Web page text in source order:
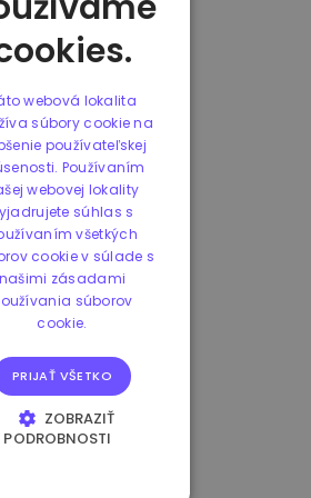
webová lokalita
súbory cookie na
používateľskej
Používaním
webovej lokality
súhlas s
všetkých
cookie v súlade s
našimi zásadami
súborov
cookie.
PRIJAŤ VŠETKO
ZOBRAZIŤ
PODROBNOSTI